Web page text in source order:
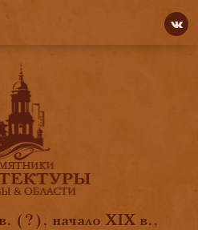
(?), начало XIX в.,